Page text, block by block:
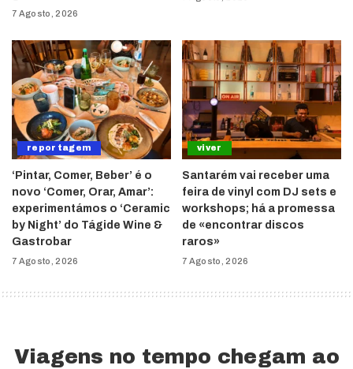
7 Agosto, 2026
reportagem
‘Pintar, Comer, Beber’ é o
novo ‘Comer, Orar, Amar’:
experimentámos o ‘Ceramic
by Night’ do Tágide Wine &
Gastrobar
7 Agosto, 2026
viver
Santarém vai receber uma
feira de vinyl com DJ sets e
workshops; há a promessa
de «encontrar discos
raros»
7 Agosto, 2026
Viagens no tempo chegam ao